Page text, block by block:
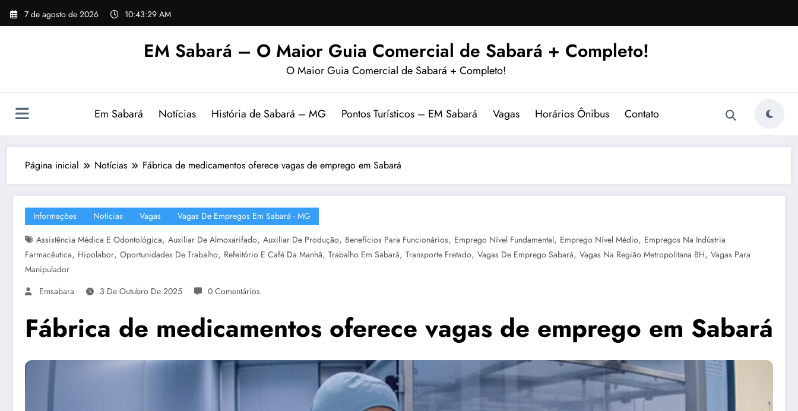
Pular
para
7 de agosto de 2026 10:43:31 AM
EM Sabará – O Maior Guia Comercial de Sabará + Completo!
O Maior Guia Comercial de Sabará + Completo!
Em Sabará Notícias História de Sabará – MG Pontos Turísticos – EM Sabará Vagas Horários Ônibus Contato
Página inicial Notícias Fábrica de medicamentos oferece vagas de emprego em Sabará
Informações Notícias Vagas
Vagas De Empregos Em Sabará - MG
Assistência Médica E Odontológica, Auxiliar De Almoxarifado, Auxiliar De Produção, Benefícios Para Funcionários, Emprego Nível Fundamental, Emprego Nível Médio, Empregos Na Indústria
Farmacêutica, Hipolabor, Oportunidades De Trabalho, Refeitório E Café Da Manhã, Trabalho Em Sabará, Transporte Fretado, Vagas De Emprego Sabará, Vagas Na Região Metropolitana BH, Vagas Para
Manipulador
Emsabara
3 De Outubro De 2025 0 Comentários
Fábrica de medicamentos oferece vagas de emprego em Sabará